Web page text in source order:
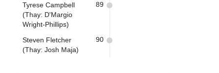
Tyrese Campbell
(Thay: D'Margio
Wright-Phillips)
89
Steven Fletcher
(Thay: Josh Maja)
90